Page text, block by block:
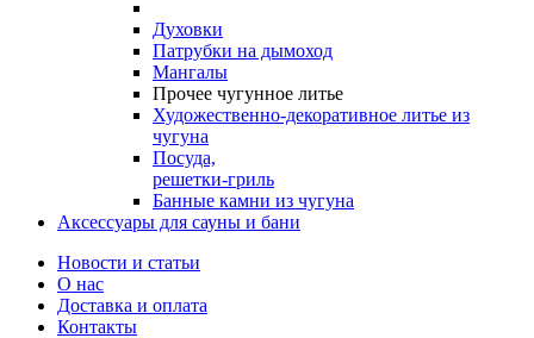
Духовки
Патрубки на дымоход
Мангалы
Прочее чугунное литье
Художественно-декоративное литье из
чугуна
Посуда,
решетки-гриль
Банные камни из чугуна
Аксессуары для сауны и бани
Новости и статьи
О нас
Доставка и оплата
Контакты